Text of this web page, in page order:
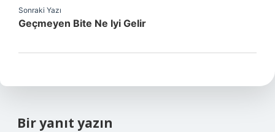
Sonraki Yazı
Geçmeyen Bite Ne Iyi Gelir
Bir yanıt yazın